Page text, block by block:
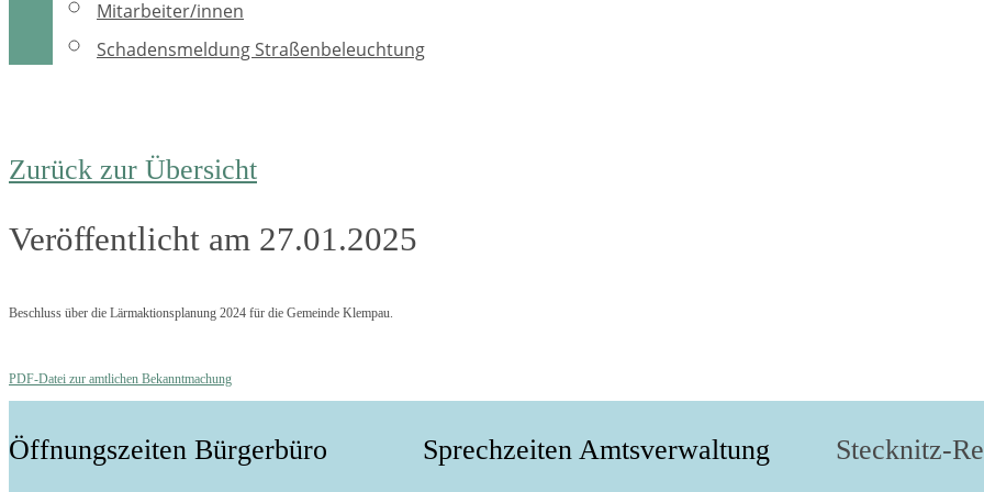
Mitarbeiter/innen
Schadensmeldung Straßenbeleuchtung
Zurück zur Übersicht
Veröffentlicht am 27.01.2025
Beschluss über die Lärmaktionsplanung 2024 für die Gemeinde Klempau.
PDF-Datei zur amtlichen Bekanntmachung
Öffnungszeiten Bürgerbüro Sprechzeiten Amtsverwaltung Stecknitz-